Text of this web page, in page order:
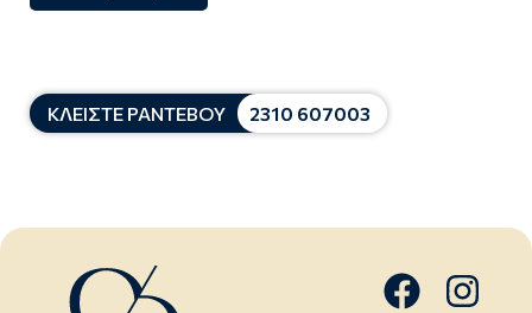
ΚΛΕΙΣΤΕ ΡΑΝΤΕΒΟΥ 2310 607003